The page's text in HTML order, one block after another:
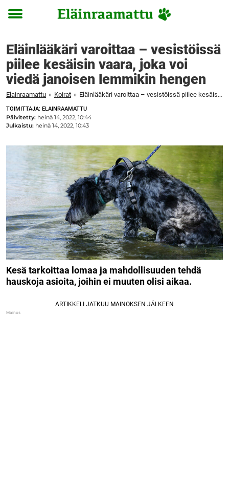
Toggle
Eläinlääkäri varoittaa – vesistöissä
piilee kesäisin vaara, joka voi
viedä janoisen lemmikin hengen
Elainraamattu » Koirat » Eläinlääkäri varoittaa – vesistöissä piilee kesäisin vaara, joka voi viedä janoisen lemmikin hengen
TOIMITTAJA: ELAINRAAMATTU
Päivitetty: heinä 14, 2022, 10:44
Julkaistu: heinä 14, 2022, 10:43
Kesä tarkoittaa lomaa ja mahdollisuuden tehdä
hauskoja asioita, joihin ei muuten olisi aikaa.